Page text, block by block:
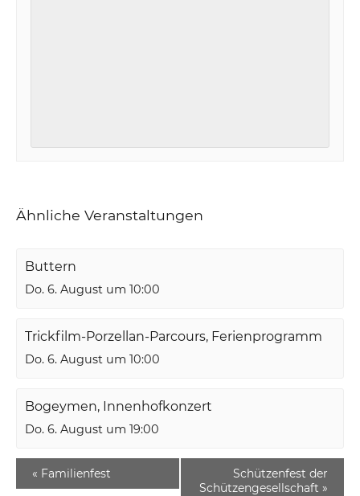
Ähnliche Veranstaltungen
Buttern
Do. 6. August um 10:00
Trickfilm-Porzellan-Parcours, Ferienprogramm
Do. 6. August um 10:00
Bogeymen, Innenhofkonzert
Do. 6. August um 19:00
« Familienfest
Schützenfest der
Schützengesellschaft »